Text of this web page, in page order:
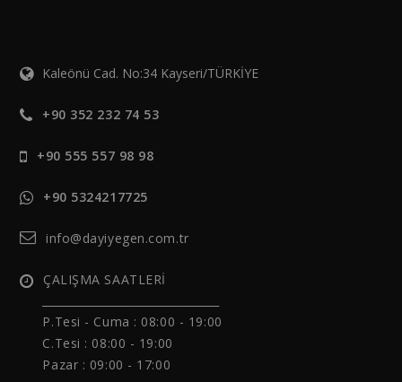
Kaleönü Cad. No:34 Kayseri/TÜRKİYE
+90 352 232 74 53
+90 555 557 98 98
+90 5324217725
info@dayiyegen.com.tr
ÇALIŞMA SAATLERİ
P.Tesi - Cuma : 08:00 - 19:00
C.Tesi : 08:00 - 19:00
Pazar : 09:00 - 17:00